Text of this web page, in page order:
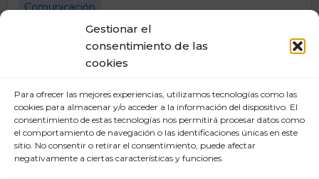
Gestionar el
consentimiento de las
cookies
Para ofrecer las mejores experiencias, utilizamos tecnologías como las
cookies para almacenar y/o acceder a la información del dispositivo. El
consentimiento de estas tecnologías nos permitirá procesar datos como
el comportamiento de navegación o las identificaciones únicas en este
sitio. No consentir o retirar el consentimiento, puede afectar
negativamente a ciertas características y funciones.
Comunicación
Comunicación